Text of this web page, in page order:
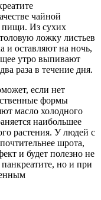
чайной
пищи. Из сухих
ложку листьев
и оставляют на ночь,
утро выпивают
раза в течение дня.
если нет
формы
масло холодного
наибольшее
растения. У людей с
шрота,
и будет полезно не
но и при